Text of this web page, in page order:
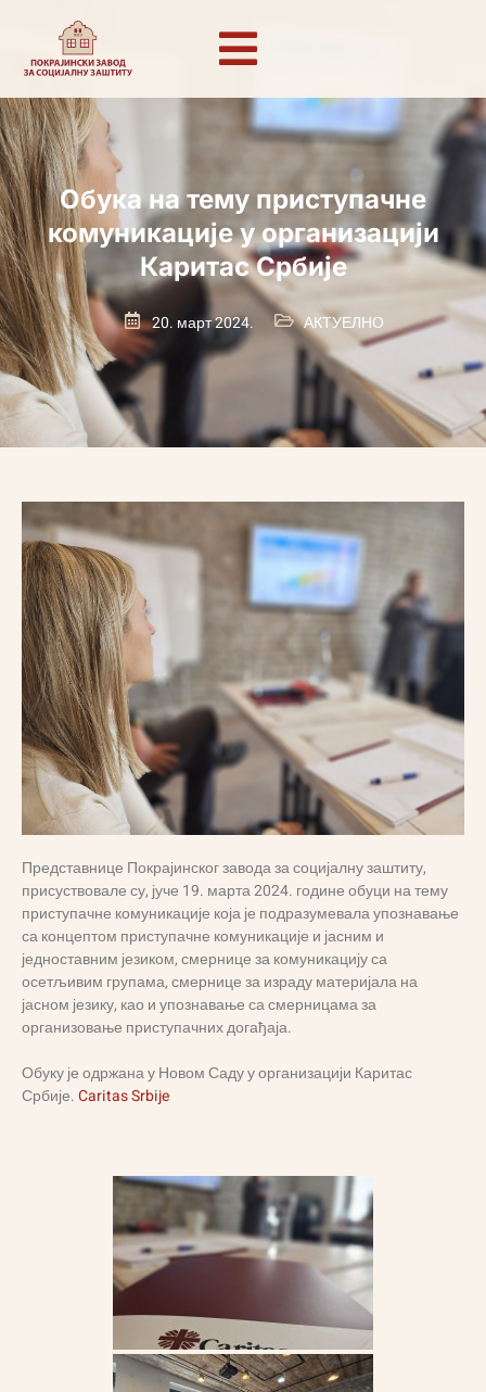
Обука на тему приступачне
комуникације у организацији
Каритас Србије
20. март 2024. АКТУЕЛНО
Представнице Покрајинског завода за социјалну заштиту,
присуствовале су, јуче 19. марта 2024. године обуци на тему
приступачне комуникације која је подразумевала упознавање
са концептом приступачне комуникације и јасним и
једноставним језиком, смернице за комуникацију са
осетљивим групама, смернице за израду материјала на
јасном језику, као и упознавање са смерницама за
организовање приступачних догађаја.
Обуку је одржана у Новом Саду у организацији Каритас
Србије.Caritas Srbije